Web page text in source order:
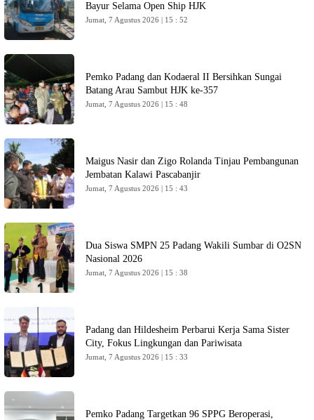
Bayur Selama Open Ship HJK
Jumat, 7 Agustus 2026 | 15 : 52
Pemko Padang dan Kodaeral II Bersihkan Sungai
Batang Arau Sambut HJK ke-357
Jumat, 7 Agustus 2026 | 15 : 48
Maigus Nasir dan Zigo Rolanda Tinjau Pembangunan
Jembatan Kalawi Pascabanjir
Jumat, 7 Agustus 2026 | 15 : 43
Dua Siswa SMPN 25 Padang Wakili Sumbar di O2SN
Nasional 2026
Jumat, 7 Agustus 2026 | 15 : 38
Padang dan Hildesheim Perbarui Kerja Sama Sister
City, Fokus Lingkungan dan Pariwisata
Jumat, 7 Agustus 2026 | 15 : 33
Pemko Padang Targetkan 96 SPPG Beroperasi,